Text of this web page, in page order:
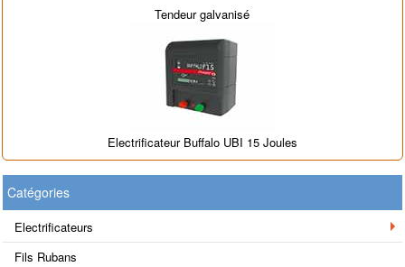
Tendeur galvanisé
Electrificateur Buffalo UBI 15 Joules
Catégories
Electrificateurs
Fils Rubans